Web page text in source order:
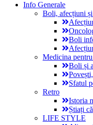
Info Generale
Boli, afecțiuni și
Boli
Medicina
Boli și
Sfatul
Retro
Istoria
Știați că
LIFE STYLE